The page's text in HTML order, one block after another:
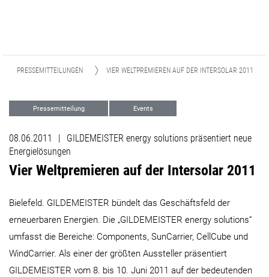
PRESSEMITTEILUNGEN VIER WELTPREMIEREN AUF DER INTERSOLAR 2011
Pressemitteilung Events
08.06.2011 |
GILDEMEISTER energy solutions präsentiert neue
Energielösungen
Vier Weltpremieren auf der Intersolar 2011
Bielefeld. GILDEMEISTER bündelt das Geschäftsfeld der
erneuerbaren Energien. Die „GILDEMEISTER energy solutions“
umfasst die Bereiche: Components, SunCarrier, CellCube und
WindCarrier. Als einer der größten Aussteller präsentiert
GILDEMEISTER vom 8. bis 10. Juni 2011 auf der bedeutenden